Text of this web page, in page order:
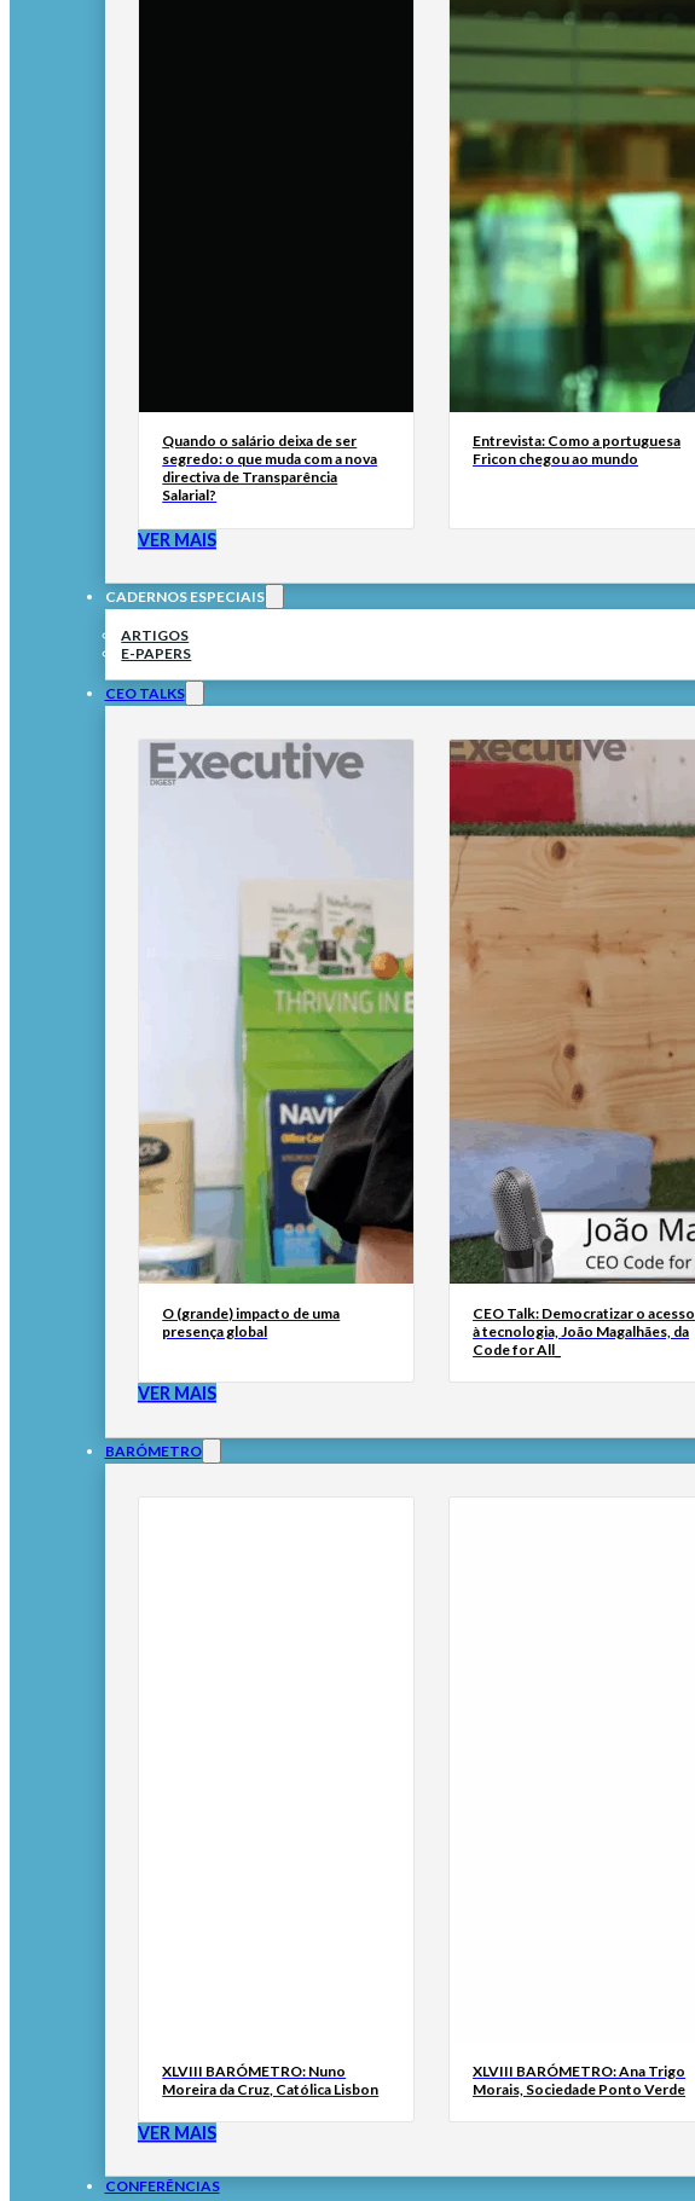
Quando o salário deixa de ser
segredo: o que muda com a nova
directiva de Transparência
Salarial?
Entrevista: Como a portuguesa
Fricon chegou ao mundo
VER MAIS
CADERNOS ESPECIAIS
ARTIGOS
E-PAPERS
CEO TALKS
O (grande) impacto de uma
presença global
CEO Talk: Democratizar o acesso
à tecnologia, João Magalhães, da
Code for All_
VER MAIS
BARÓMETRO
XLVIII BARÓMETRO: Nuno
Moreira da Cruz, Católica Lisbon
XLVIII BARÓMETRO: Ana Trigo
Morais, Sociedade Ponto Verde
VER MAIS
CONFERÊNCIAS